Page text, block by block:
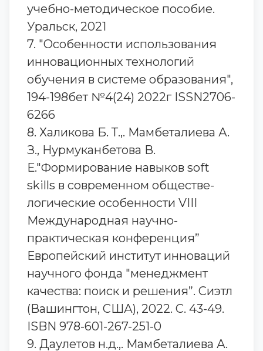
учебно-методическое пособие.
Уральск, 2021
7. "Особенности использования
инновационных технологий
обучения в системе образования",
194-198бет №4(24) 2022г ISSN2706-
6266
8. Халикова Б. Т.,. Мамбеталиева А.
З., Нурмуканбетова В.
Е."Формирование навыков soft
skills в современном обществе-
логические особенности VIII
Международная научно-
практическая конференция”
Европейский институт инноваций
научного фонда "менеджмент
качества: поиск и решения”. Сиэтл
(Вашингтон, США), 2022. С. 43-49.
ISBN 978-601-267-251-0
9. Даулетов н.д.,. Мамбеталиева А.